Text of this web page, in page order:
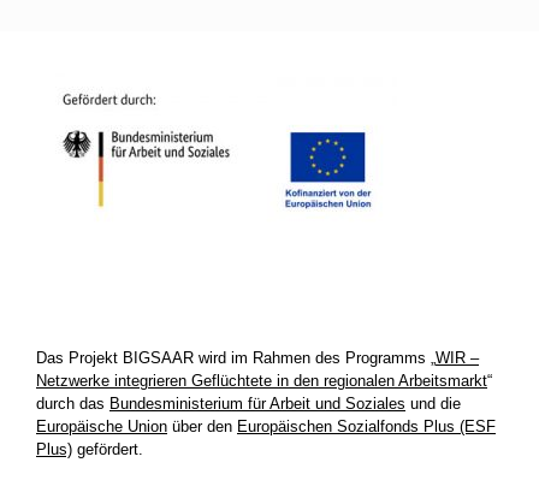
Das Projekt BIGSAAR wird im Rahmen des Programms „WIR –
Netzwerke integrieren Geflüchtete in den regionalen Arbeitsmarkt“
durch das Bundesministerium für Arbeit und Soziales und die
Europäische Union über den Europäischen Sozialfonds Plus (ESF
Plus) gefördert.